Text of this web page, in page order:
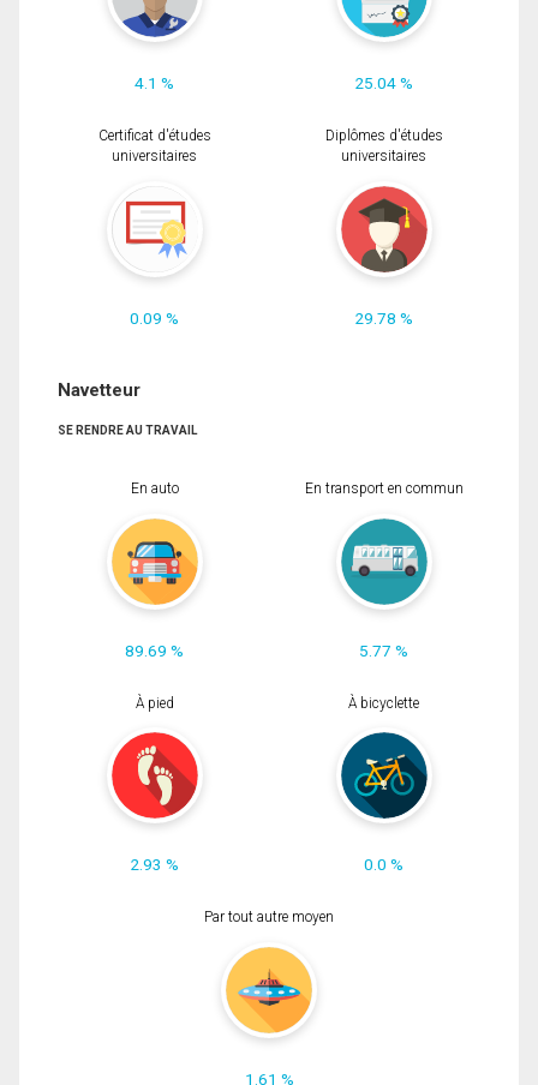
4.1 % 25.04 %
Certificat d'études
universitaires
0.09 %
Diplômes d'études
universitaires
29.78 %
Navetteur
SE RENDRE AU TRAVAIL
En auto
89.69 %
En transport en commun
5.77 %
À pied
2.93 %
À bicyclette
0.0 %
Par tout autre moyen
1.61 %